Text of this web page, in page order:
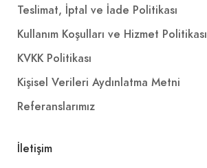
Teslimat, İptal ve İade Politikası
Kullanım Koşulları ve Hizmet Politikası
KVKK Politikası
Kişisel Verileri Aydınlatma Metni
Referanslarımız
İletişim